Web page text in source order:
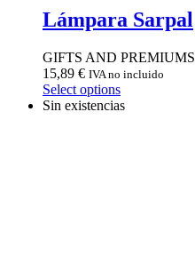
Lámpara Sarpal
GIFTS AND PREMIUMS
15,89 € IVA no incluido
Select options
Sin existencias